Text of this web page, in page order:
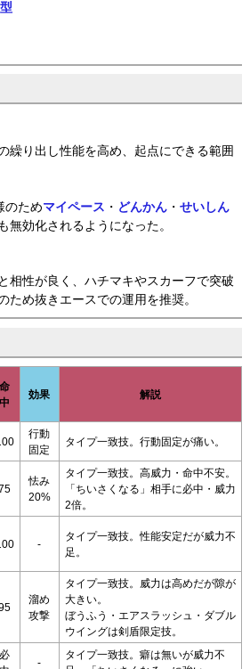
繰り出し性能を高め、起点にできる範囲
のためマイペース ・ どんかん・ せいしん
無効化されるようになった。
相性が良く、ハチマキやスカーフで突破
ため抜きエースでの運用を推奨。
命
中
効果 解説
行動
固定
タイプ一致技。行動固定が痛い。
怯み
20%
タイプ一致技。高威力・命中不安。
「ちいさくなる」相手に必中・威力
2倍。
-
タイプ一致技。性能安定だが威力不
足。
溜め
攻撃
タイプ一致技。威力は高めだが隙が
大きい。
ぼうふう・エアスラッシュ・ダブル
ウイングは剣盾限定技。
必
-
タイプ一致技。癖は無いが威力不